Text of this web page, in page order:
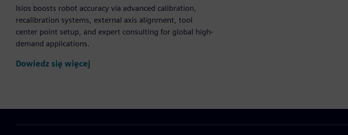
Isios boosts robot accuracy via advanced calibration,
recalibration systems, external axis alignment, tool
center point setup, and expert consulting for global high-
demand applications.
Dowiedz się więcej